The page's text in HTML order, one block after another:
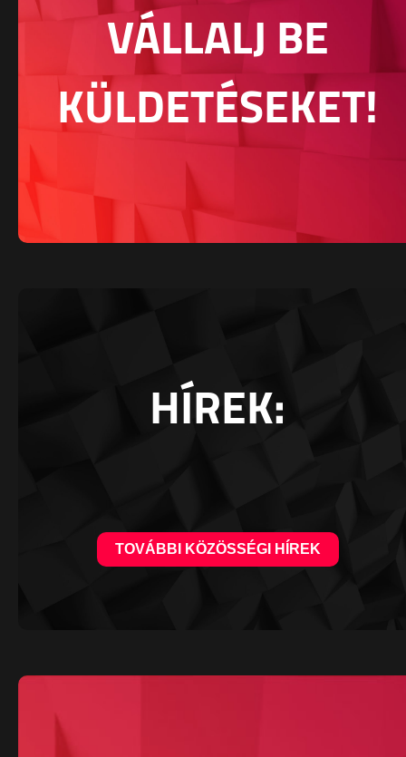
VÁLLALJ BE
KÜLDETÉSEKET!
HÍREK:
TOVÁBBI KÖZÖSSÉGI HÍREK